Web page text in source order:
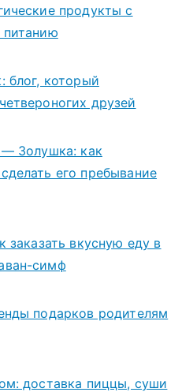
продукты с
блог, который
друзей
— Золушка: как
его пребывание
заказать вкусную еду в
симф
подарков родителям
доставка пиццы, суши